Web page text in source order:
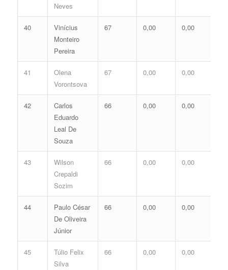
Neves
40
Vinícius
Monteiro
Pereira
67 0,00 0,00
41
Olena
Vorontsova
67 0,00 0,00
42
Carlos
Eduardo
Leal De
Souza
66 0,00 0,00
43
Wilson
Crepaldi
Sozim
66 0,00 0,00
44
Paulo César
De Oliveira
Júnior
66 0,00 0,00
45
Túlio Felix
Silva
66 0,00 0,00